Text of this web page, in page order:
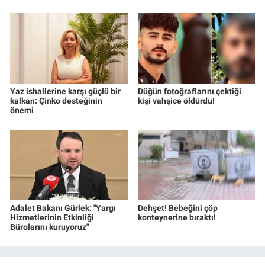
Yaz ishallerine karşı güçlü bir
kalkan: Çinko desteğinin
önemi
Düğün fotoğraflarını çektiği
kişi vahşice öldürdü!
Adalet Bakanı Gürlek: "Yargı
Hizmetlerinin Etkinliği
Bürolarını kuruyoruz"
Dehşet! Bebeğini çöp
konteynerine bıraktı!